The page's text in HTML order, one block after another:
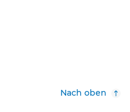
Nach oben